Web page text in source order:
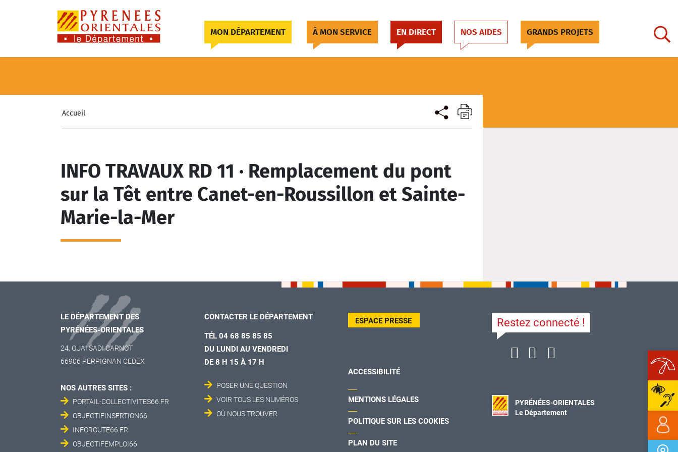
MON DÉPARTEMENT À MON SERVICE EN DIRECT NOS AIDES GRANDS PROJETS
Accueil
INFO TRAVAUX RD 11 · Remplacement du pont
sur la Têt entre Canet-en-Roussillon et Sainte-
Marie-la-Mer
LE DÉPARTEMENT DES
PYRÉNÉES-ORIENTALES
24, QUAI SADI CARNOT
66906 PERPIGNAN CEDEX
NOS AUTRES SITES :
PORTAIL-COLLECTIVITES66.FR
OBJECTIFINSERTION66
INFOROUTE66.FR
OBJECTIFEMPLOI66
CONTACTER LE DÉPARTEMENT
TÉL 04 68 85 85 85
DU LUNDI AU VENDREDI
DE 8 H 15 À 17 H
POSER UNE QUESTION
VOIR TOUS LES NUMÉROS
OÙ NOUS TROUVER
ESPACE PRESSE
ACCESSIBILITÉ
MENTIONS LÉGALES
POLITIQUE SUR LES COOKIES
PLAN DU SITE
Restez connecté !
PYRÉNÉES-ORIENTALES
Le Département